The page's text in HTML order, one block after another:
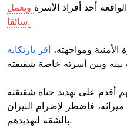
ويعمل
سائقا.
ومواجهته، أقر بارتكابه
أقدم على تهديد حياة شقيقته
فاضطر لإضرام النيران
بالشقة لتهديدهم.